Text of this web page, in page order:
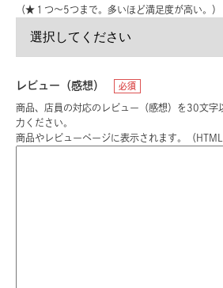
（★１つ〜5つまで。多いほど満足度が高い。）
レビュー（感想） 必須
商品、店員の対応のレビュー（感想）を30文字
力ください。
商品やレビューページに表示されます。（HTML